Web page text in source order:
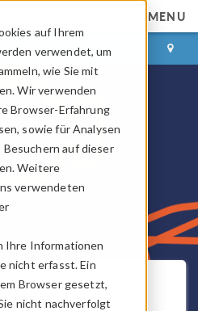
auf Ihrem
verwendet, um
wie Sie mit
Wir verwenden
Browser-Erfahrung
sowie für Analysen
auf dieser
Weitere
verwendeten
Ihre Informationen
nicht erfasst. Ein
Browser gesetzt,
nicht nachverfolgt
MENU
KONTAKT